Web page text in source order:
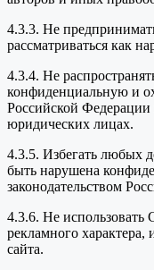
4.3.3. Не
рассматриваться как
4.3.4. Не
конфиденциальную и
Российской
юридических лицах.
4.3.5. Избегать любых
быть нарушена
законодательством
4.3.6. Не использовать
рекламного характера,
сайта.